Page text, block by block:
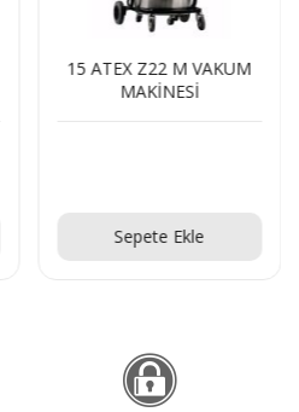
15 ATEX Z22 M VAKUM
MAKİNESİ
Sepete Ekle